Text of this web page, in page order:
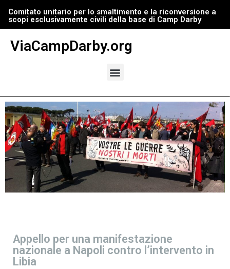
Vai
al
contenuto
Comitato unitario per lo smaltimento e la riconversione a
scopi esclusivamente civili della base di Camp Darby
ViaCampDarby.org
Appello per una manifestazione
nazionale a Napoli contro l’intervento in
Libia